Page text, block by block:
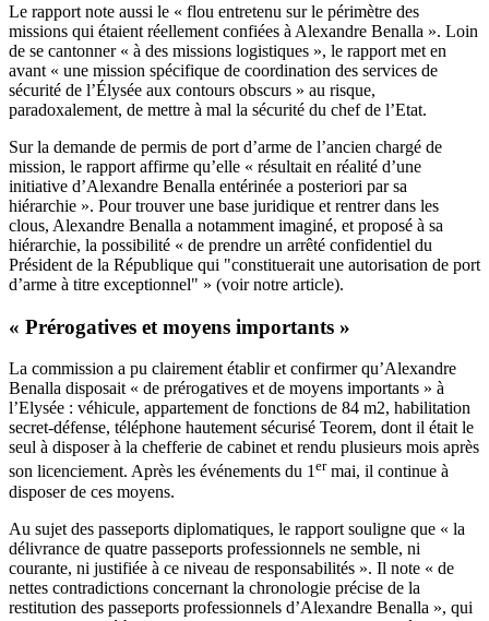
Le rapport note aussi le « flou entretenu sur le périmètre des
missions qui étaient réellement confiées à Alexandre Benalla ». Loin
de se cantonner « à des missions logistiques », le rapport met en
avant « une mission spécifique de coordination des services de
sécurité de l’Élysée aux contours obscurs » au risque,
paradoxalement, de mettre à mal la sécurité du chef de l’Etat.
Sur la demande de permis de port d’arme de l’ancien chargé de
mission, le rapport affirme qu’elle « résultait en réalité d’une
initiative d’Alexandre Benalla entérinée a posteriori par sa
hiérarchie ». Pour trouver une base juridique et rentrer dans les
clous, Alexandre Benalla a notamment imaginé, et proposé à sa
hiérarchie, la possibilité « de prendre un arrêté confidentiel du
Président de la République qui "constituerait une autorisation de port
d’arme à titre exceptionnel" » (voir notre article).
« Prérogatives et moyens importants »
La commission a pu clairement établir et confirmer qu’Alexandre
Benalla disposait « de prérogatives et de moyens importants » à
l’Elysée : véhicule, appartement de fonctions de 84 m2, habilitation
secret-défense, téléphone hautement sécurisé Teorem, dont il était le
seul à disposer à la chefferie de cabinet et rendu plusieurs mois après
son licenciement. Après les événements du 1ermai, il continue à
disposer de ces moyens.
Au sujet des passeports diplomatiques, le rapport souligne que « la
délivrance de quatre passeports professionnels ne semble, ni
courante, ni justifiée à ce niveau de responsabilités ». Il note « de
nettes contradictions concernant la chronologie précise de la
restitution des passeports professionnels d’Alexandre Benalla », qui